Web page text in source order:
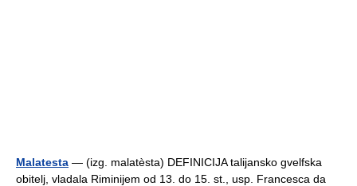
Malatesta — (izg. malatèsta) DEFINICIJA talijansko gvelfska
obitelj, vladala Riminijem od 13. do 15. st., usp. Francesca da